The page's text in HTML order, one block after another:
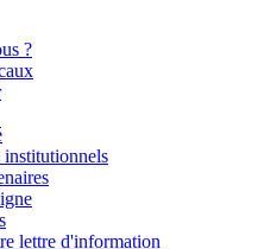
?
institutionnels
lettre d'information